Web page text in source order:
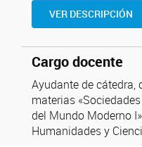
VER DESCRIPCIÓN
Cargo docente
Ayudante de cátedra,
materias
del Mundo Moderno
Humanidades y